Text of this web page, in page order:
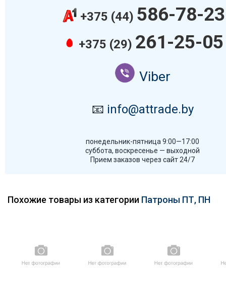
+375 (44) 586-78-23
+375 (29) 261-25-05
Viber
📧 info@attrade.by
понедельник-пятница 9:00—17:00
суббота, воскресенье — выходной
Прием заказов через сайт 24/7
Похожие товары из категории Патроны ПТ, ПН